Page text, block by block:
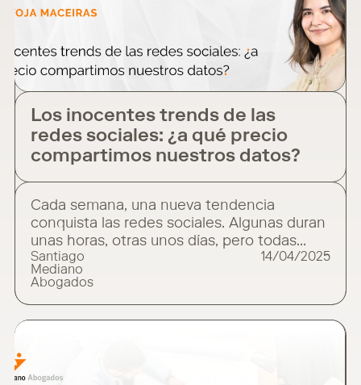
Los inocentes trends de las
redes sociales: ¿a qué precio
compartimos nuestros datos?
Cada semana, una nueva tendencia
conquista las redes sociales. Algunas duran
unas horas, otras unos días, pero todas
comparten un mismo patrón: la viralidad
instantánea y la participación masiva, casi
Santiago
Mediano
Abogados
14/04/2025